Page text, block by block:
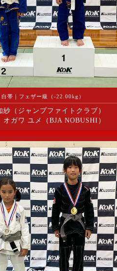
帯｜フェザー級（-22.00kg）
（ジャンプファイトクラブ）
ガワ ユメ（BJA NOBUSHI）